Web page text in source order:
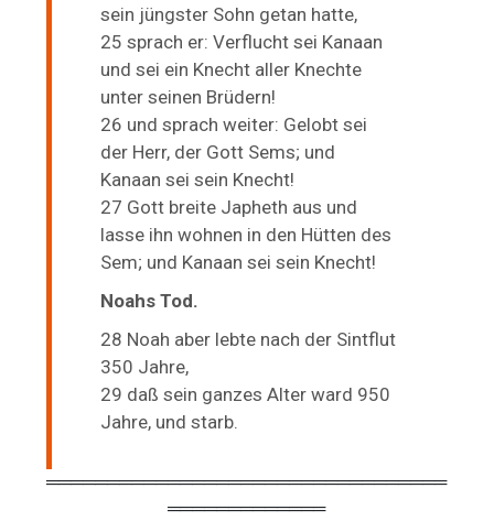
sein jüngster Sohn getan hatte,
25 sprach er: Verflucht sei Kanaan
und sei ein Knecht aller Knechte
unter seinen Brüdern!
26 und sprach weiter: Gelobt sei
der Herr, der Gott Sems; und
Kanaan sei sein Knecht!
27 Gott breite Japheth aus und
lasse ihn wohnen in den Hütten des
Sem; und Kanaan sei sein Knecht!
Noahs Tod.
28 Noah aber lebte nach der Sintflut
350 Jahre,
29 daß sein ganzes Alter ward 950
Jahre, und starb.
═════════════════════════════════
═════════════